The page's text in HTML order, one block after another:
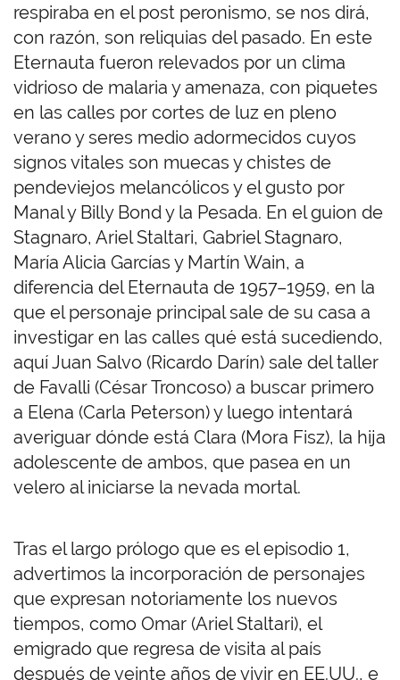
respiraba en el post peronismo, se nos dirá,
con razón, son reliquias del pasado. En este
Eternauta fueron relevados por un clima
vidrioso de malaria y amenaza, con piquetes
en las calles por cortes de luz en pleno
verano y seres medio adormecidos cuyos
signos vitales son muecas y chistes de
pendeviejos melancólicos y el gusto por
Manal y Billy Bond y la Pesada. En el guion de
Stagnaro, Ariel Staltari, Gabriel Stagnaro,
María Alicia Garcías y Martín Wain, a
diferencia del Eternauta de 1957–1959, en la
que el personaje principal sale de su casa a
investigar en las calles qué está sucediendo,
aquí Juan Salvo (Ricardo Darín) sale del taller
de Favalli (César Troncoso) a buscar primero
a Elena (Carla Peterson) y luego intentará
averiguar dónde está Clara (Mora Fisz), la hija
adolescente de ambos, que pasea en un
velero al iniciarse la nevada mortal.
Tras el largo prólogo que es el episodio 1,
advertimos la incorporación de personajes
que expresan notoriamente los nuevos
tiempos, como Omar (Ariel Staltari), el
emigrado que regresa de visita al país
después de veinte años de vivir en EE.UU., e